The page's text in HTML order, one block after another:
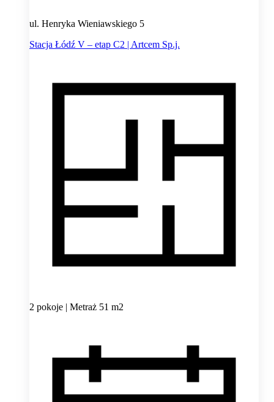
ul. Henryka Wieniawskiego 5
Stacja Łódź V – etap C2 | Artcem Sp.j.
2 pokoje | Metraż 51 m2